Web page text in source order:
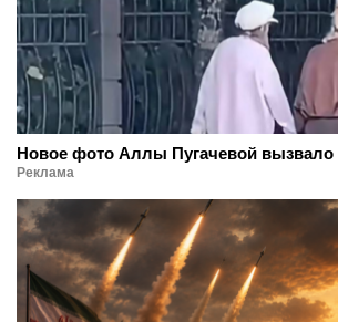
Новое фото Аллы Пугачевой вызвало
Реклама